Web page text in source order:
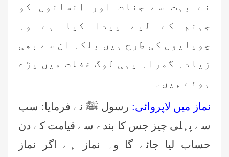
نے بہت سے جنات اور انسانوں کو
جہنم کے لیے پیدا کیا ہے وہ
چوپایوں کی طرح ہیں بلکہ ان سے بھی
زیادہ گمراہ یہی لوگ غفلت میں پڑے
ہوئے ہیں۔
نماز میں لاپروائی: رسول ﷺ نے فرمایا: سب
سے پہلی چیز جس کا بندے سے قیامت کے دن
حساب لیا جائے گا وہ نماز ہے اگر نماز